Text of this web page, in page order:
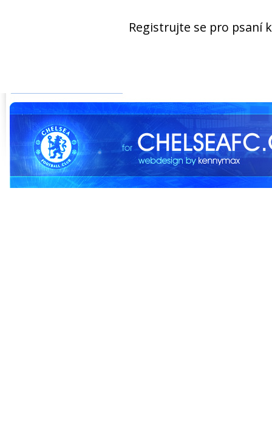
Registrujte se pro psaní